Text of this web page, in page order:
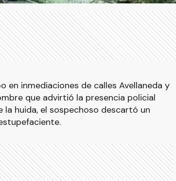
en inmediaciones de calles Avellaneda y
que advirtió la presencia policial
huida, el sospechoso descartó un